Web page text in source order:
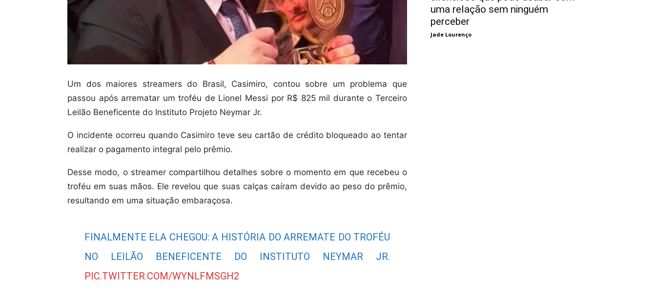
Um dos maiores streamers do Brasil, Casimiro, contou sobre um problema que
passou após arrematar um troféu de Lionel Messi por R$ 825 mil durante o Terceiro
Leilão Beneficente do Instituto Projeto Neymar Jr.
O incidente ocorreu quando Casimiro teve seu cartão de crédito bloqueado ao tentar
realizar o pagamento integral pelo prêmio.
Desse modo, o streamer compartilhou detalhes sobre o momento em que recebeu o
troféu em suas mãos. Ele revelou que suas calças caíram devido ao peso do prêmio,
resultando em uma situação embaraçosa.
FINALMENTE ELA CHEGOU: A HISTÓRIA DO ARREMATE DO TROFÉU
NO LEILÃO BENEFICENTE DO INSTITUTO NEYMAR JR.
PIC.TWITTER.COM/WYNLFMSGH2
uma relação sem ninguém
perceber
Jade Lourenço